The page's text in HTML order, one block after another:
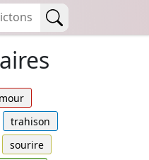
trahison
sourire